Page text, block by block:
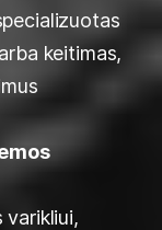
keitimas,
varikliui,